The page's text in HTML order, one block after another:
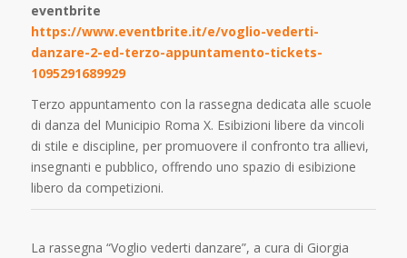
eventbrite
https://www.eventbrite.it/e/voglio-vederti-
danzare-2-ed-terzo-appuntamento-tickets-
1095291689929
Terzo appuntamento con la rassegna dedicata alle scuole
di danza del Municipio Roma X. Esibizioni libere da vincoli
di stile e discipline, per promuovere il confronto tra allievi,
insegnanti e pubblico, offrendo uno spazio di esibizione
libero da competizioni.
La rassegna “Voglio vederti danzare”, a cura di Giorgia